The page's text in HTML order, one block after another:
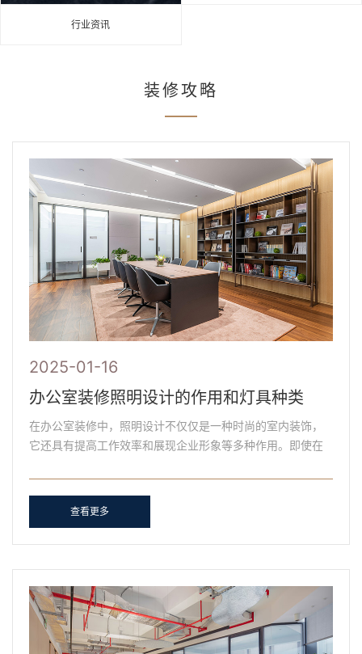
行业资讯
装修攻略
2025-01-16
办公室装修照明设计的作用和灯具种类
在办公室装修中，照明设计不仅仅是一种时尚的室内装饰，
它还具有提高工作效率和展现企业形象等多种作用。即使在
的灯......
查看更多